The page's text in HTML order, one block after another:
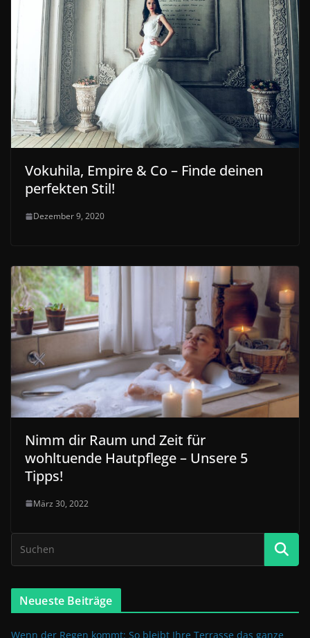
Vokuhila, Empire & Co – Finde deinen
perfekten Stil!
Dezember 9, 2020
Nimm dir Raum und Zeit für
wohltuende Hautpflege – Unsere 5
Tipps!
März 30, 2022
Neueste Beiträge
Wenn der Regen kommt: So bleibt Ihre Terrasse das ganze